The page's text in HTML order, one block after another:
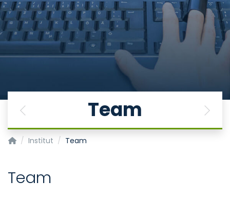
Team
Previous Next
Institut für Medizinische Psychologie und Medizinische
Institut Team
Team